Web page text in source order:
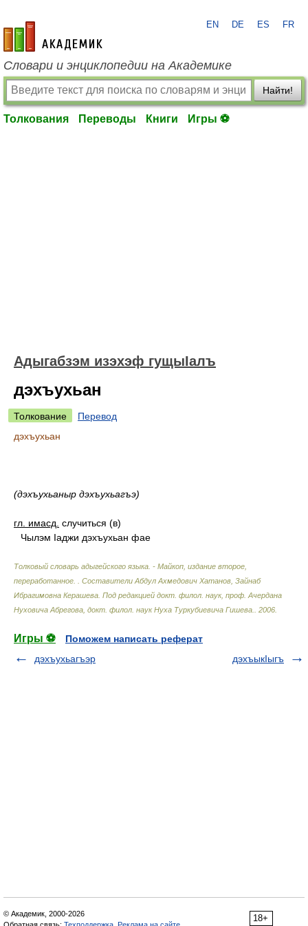
academic.ru
EN DE ES FR
Словари и энциклопедии на Академике
Найти!
Толкования Переводы Книги Игры ⚽
Адыгабзэм изэхэф гущыIалъ
дэхъухьан
Толкование
Перевод
дэхъухьан
(дэхъухьаныр дэхъухьагъэ)
гл. имасд. случиться (в)
Чылэм Iаджи дэхъухьан фае
Толковый словарь адыгейского языка. - Майкоп, издание второе,
переработанное.
Составители Абдул Ахмедович Хатанов, Зайнаб
Ибрагимовна Керашева. Под редакцией докт. филол. наук, проф. Ачердана
Нуховича Абрегова, докт. филол. наук Нуха Туркубиевича Гишева.
2006
Игры ⚽
Поможем написать реферат
дэхъухьагъэр
дэхъыкIыгъ
18+
© Академик, 2000-2026